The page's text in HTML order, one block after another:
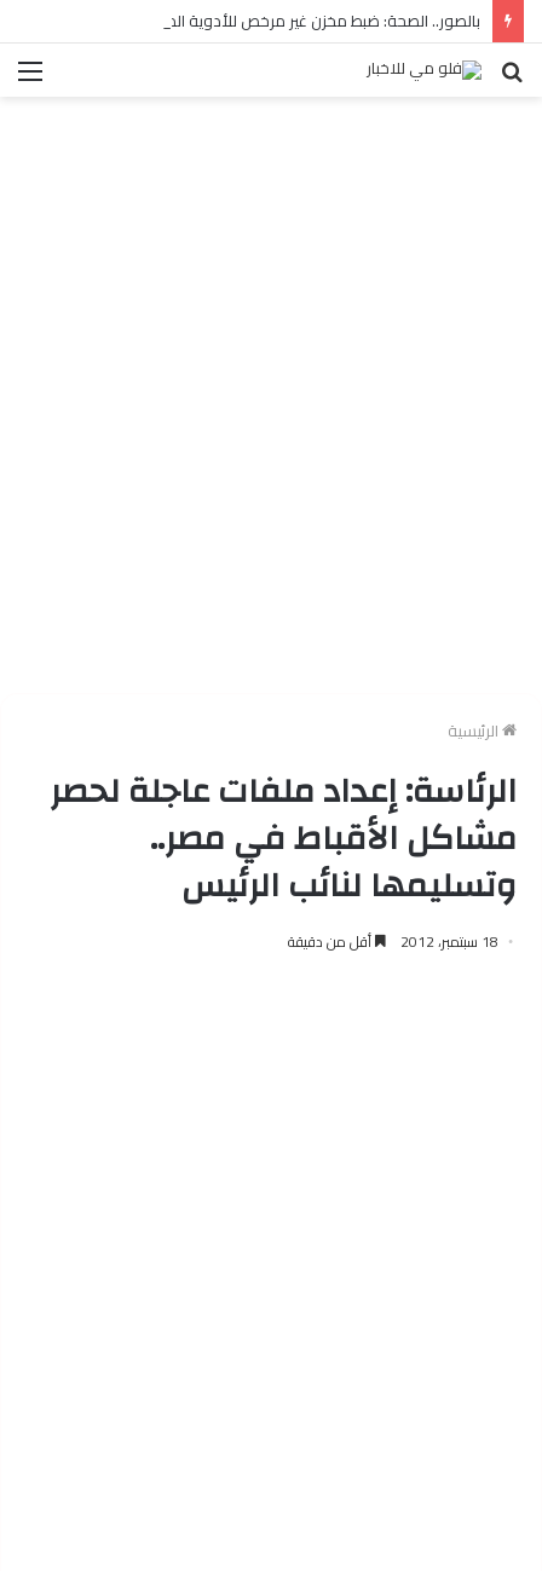
بالصور.. الصحة: ضبط مخزن غير مرخص للأدوية المهربة بالبساتين
بحث
الرئيسية
الرئاسة: إعداد ملفات عاجلة لحصر
مشاكل الأقباط في مصر..
وتسليمها لنائب الرئيس
18 سبتمبر، 2012 أقل من دقيقة